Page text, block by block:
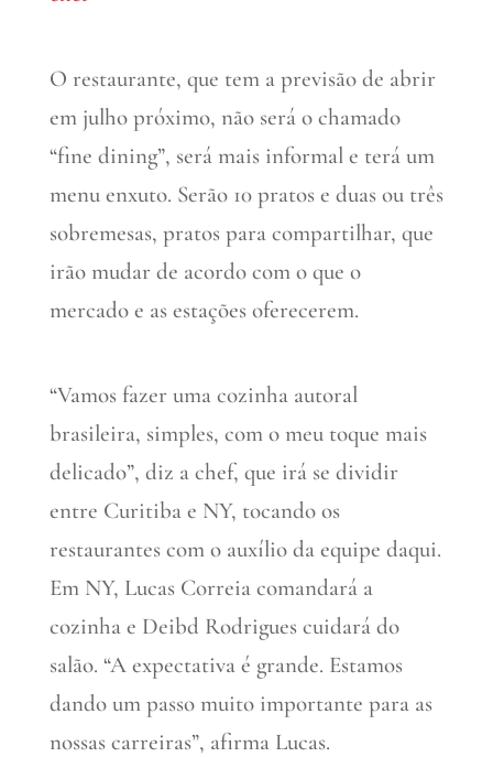
O restaurante, que tem a previsão de abrir
em julho próximo, não será o chamado
“fine dining”, será mais informal e terá um
menu enxuto. Serão 10 pratos e duas ou três
sobremesas, pratos para compartilhar, que
irão mudar de acordo com o que o
mercado e as estações oferecerem.
“Vamos fazer uma cozinha autoral
brasileira, simples, com o meu toque mais
delicado”, diz a chef, que irá se dividir
entre Curitiba e NY, tocando os
restaurantes com o auxílio da equipe daqui.
Em NY, Lucas Correia comandará a
cozinha e Deibd Rodrigues cuidará do
salão. “A expectativa é grande. Estamos
dando um passo muito importante para as
nossas carreiras”, afirma Lucas.